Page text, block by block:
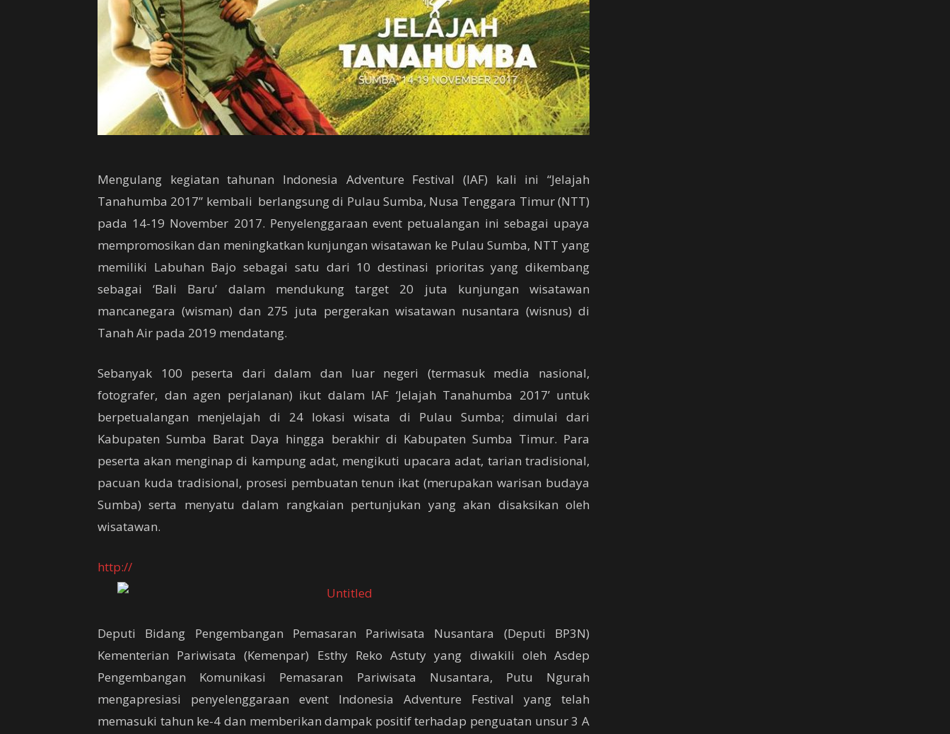
Mengulang kegiatan tahunan Indonesia Adventure Festival (IAF) kali ini “Jelajah
Tanahumba 2017” kembali berlangsung di Pulau Sumba, Nusa Tenggara Timur (NTT)
pada 14-19 November 2017. Penyelenggaraan event petualangan ini sebagai upaya
mempromosikan dan meningkatkan kunjungan wisatawan ke Pulau Sumba, NTT yang
memiliki Labuhan Bajo sebagai satu dari 10 destinasi prioritas yang dikembang
sebagai ‘Bali Baru’ dalam mendukung target 20 juta kunjungan wisatawan
mancanegara (wisman) dan 275 juta pergerakan wisatawan nusantara (wisnus) di
Tanah Air pada 2019 mendatang.
Sebanyak 100 peserta dari dalam dan luar negeri (termasuk media nasional,
fotografer, dan agen perjalanan) ikut dalam IAF ‘Jelajah Tanahumba 2017’ untuk
berpetualangan menjelajah di 24 lokasi wisata di Pulau Sumba; dimulai dari
Kabupaten Sumba Barat Daya hingga berakhir di Kabupaten Sumba Timur. Para
peserta akan menginap di kampung adat, mengikuti upacara adat, tarian tradisional,
pacuan kuda tradisional, prosesi pembuatan tenun ikat (merupakan warisan budaya
Sumba) serta menyatu dalam rangkaian pertunjukan yang akan disaksikan oleh
wisatawan.
http://
Deputi Bidang Pengembangan Pemasaran Pariwisata Nusantara (Deputi BP3N)
Kementerian Pariwisata (Kemenpar) Esthy Reko Astuty yang diwakili oleh Asdep
Pengembangan Komunikasi Pemasaran Pariwisata Nusantara, Putu Ngurah
mengapresiasi penyelenggaraan event Indonesia Adventure Festival yang telah
memasuki tahun ke-4 dan memberikan dampak positif terhadap penguatan unsur 3 A